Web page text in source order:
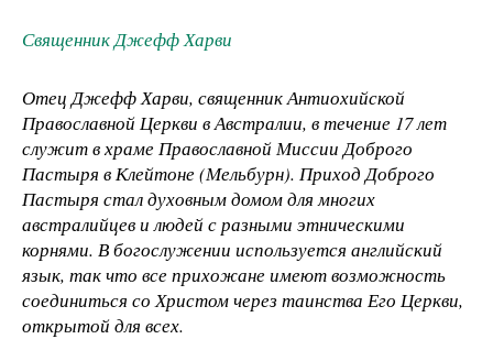
Священник Джефф Харви
Отец Джефф Харви, священник Антиохийской
Православной Церкви в Австралии, в течение 17 лет
служит в храме Православной Миссии Доброго
Пастыря в Клейтоне (Мельбурн). Приход Доброго
Пастыря стал духовным домом для многих
австралийцев и людей с разными этническими
корнями. В богослужении используется английский
язык, так что все прихожане имеют возможность
соединиться со Христом через таинства Его Церкви,
открытой для всех.